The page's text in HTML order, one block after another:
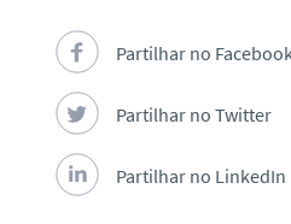
Partilhar no
Partilhar no Twitter
Partilhar no LinkedIn